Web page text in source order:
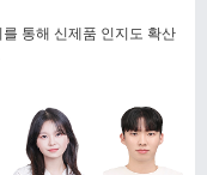
통해 신제품 인지도 확산